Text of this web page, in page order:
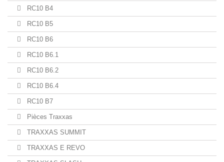
RC10 B4
RC10 B5
RC10 B6
RC10 B6.1
RC10 B6.2
RC10 B6.4
RC10 B7
Pièces Traxxas
TRAXXAS SUMMIT
TRAXXAS E REVO